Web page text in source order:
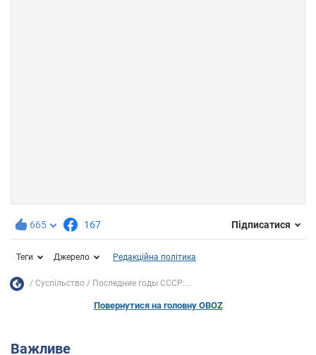
665 167 Підписатися
Теги Джерело Редакційна політика
Суспільство Последние годы СССР:...
Повернутися на головну OBOZ
Важливе